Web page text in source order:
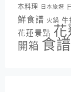
本料理
日本旅遊
鮮食譜 火鍋 牛
花蓮景點 花
開箱 食譜